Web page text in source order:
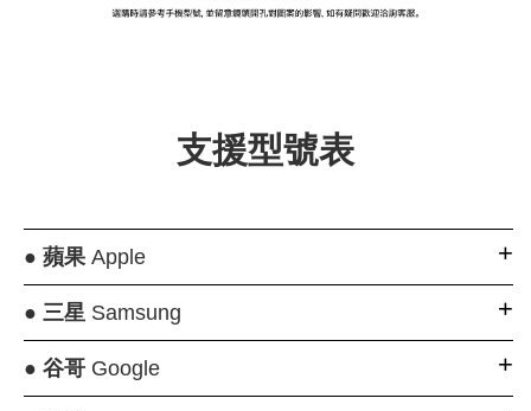
+NT$ 159
-
支援型號表
● 蘋果Apple
● 三星Samsung
● 谷哥Google